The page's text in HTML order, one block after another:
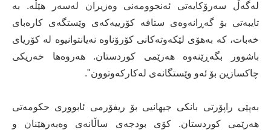
لەگەڵ سەرۆکایەتی ئەنجوومەنی وەزیران لەسەر هێڵە. بە
تایبەتی بۆ گەڕانەوەی ستافە کۆرییەکەی وێستگەی كارەبای
خەبات، کە بەهۆی لێکەوتەکانی کۆرۆناوە نەیانتوانیوە لە كۆریای
باشوور بگەڕێنەوە هەرێمی كوردستان. هەروەها خەریکی
چاكسازین بۆ ئەو وێستگانەی لەکارکەوتوون".
بەپێی راپۆرتی بانکی جیهانیی بۆ ریفۆرمی ئابووری حکومەتی
هەرێمی کوردستان. کۆی بودجەی ساڵانەی وەبەرهێنان و